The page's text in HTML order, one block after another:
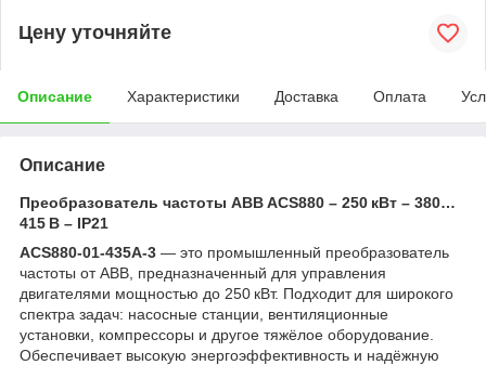
Цену уточняйте
Описание Характеристики Доставка Оплата
Описание
Преобразователь частоты ABB ACS880 – 250 кВт – 380…
415 В – IP21
ACS880-01-435A-3 — это промышленный преобразователь
частоты от ABB, предназначенный для управления
двигателями мощностью до 250 кВт. Подходит для широкого
спектра задач: насосные станции, вентиляционные
установки, компрессоры и другое тяжёлое оборудование.
Обеспечивает высокую энергоэффективность и надёжную